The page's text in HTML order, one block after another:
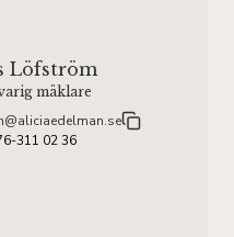
Löfström
mäklare
311 02 36